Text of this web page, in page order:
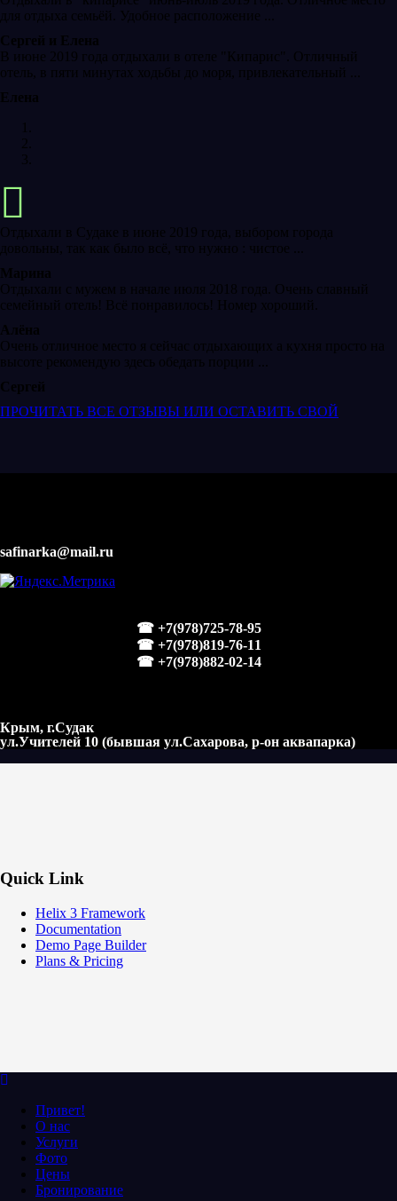
для отдыха семьёй. Удобное расположение ...
Сергей и Елена
В июне 2019 года отдыхали в отеле "Кипарис". Отличный
отель, в пяти минутах ходьбы до моря, привлекательный ...
Елена
Отдыхали в Судаке в июне 2019 года, выбором города
довольны, так как было всё, что нужно : чистое ...
Марина
Отдыхали с мужем в начале июля 2018 года. Очень славный
семейный отель! Всё понравилось! Номер хороший.
Алёна
Очень отличное место я сейчас отдыхающих а кухня просто на
высоте рекомендую здесь обедать порции ...
Сергей
ПРОЧИТАТЬ ВСЕ ОТЗЫВЫ ИЛИ ОСТАВИТЬ СВОЙ
safinarka@mail.ru
☎ +7(978)725-78-95
☎ +7(978)819-76-11
☎ +7(978)882-02-14
Крым, г.Судак
ул.Учителей 10 (бывшая ул.Сахарова, р-он аквапарка)
Quick Link
Helix 3 Framework
Documentation
Demo Page Builder
Plans & Pricing
Привет!
О нас
Услуги
Фото
Цены
Бронирование